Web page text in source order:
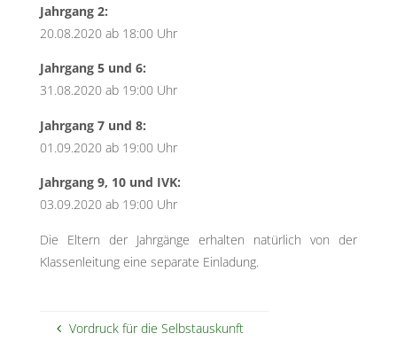
Jahrgang 2:
20.08.2020 ab 18:00 Uhr
Jahrgang 5 und 6:
31.08.2020 ab 19:00 Uhr
Jahrgang 7 und 8:
01.09.2020 ab 19:00 Uhr
Jahrgang 9, 10 und IVK:
03.09.2020 ab 19:00 Uhr
Die Eltern der Jahrgänge erhalten natürlich von der
Klassenleitung eine separate Einladung.
Vordruck für die Selbstauskunft